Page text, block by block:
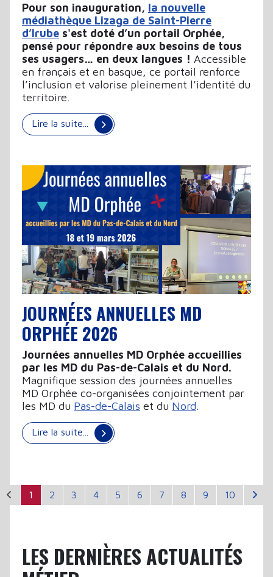
Pour son inauguration, la nouvelle
médiathèque Lizaga de Saint-Pierre
d’Irube s'est doté d’un portail Orphée,
pensé pour répondre aux besoins de tous
ses usagers… en deux langues ! Accessible
en français et en basque, ce portail renforce
l’inclusion et valorise pleinement l’identité du
territoire.
Lire la suite...
JOURNÉES ANNUELLES MD
ORPHÉE 2026
Journées annuelles MD Orphée accueillies
par les MD du Pas-de-Calais et du Nord.
Magnifique session des journées annuelles
MD Orphée co-organisées conjointement par
les MD du Pas-de-Calais et du Nord.
Lire la suite...
1 2 3 4 5 6 7 8 9 10
LES DERNIÈRES ACTUALITÉS